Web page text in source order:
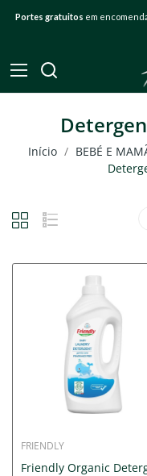
Portes gratuitos em
Início BEBÉ E
FRIENDLY
Friendly Organic